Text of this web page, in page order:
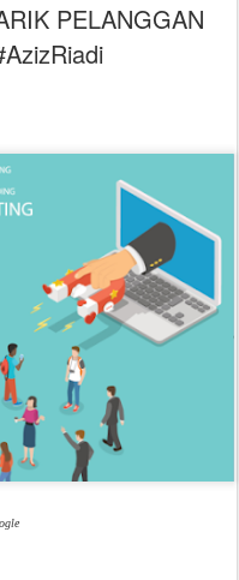
PELANGGAN